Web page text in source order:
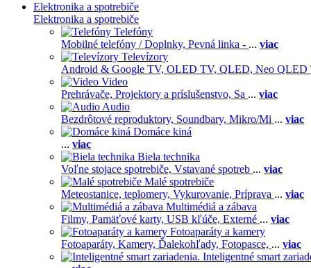
Elektronika a spotrebiče
Elektronika a spotrebiče
Telefóny
Mobilné telefóny / Doplnky, Pevná linka - ... viac
Televízory
Android & Google TV, OLED TV, QLED, Neo QLED
Video
Prehrávače, Projektory a príslušenstvo, Sa ... viac
Audio
Bezdrôtové reproduktory, Soundbary, Mikro/Mi ... viac
Domáce kiná
... viac
Biela technika
Voľne stojace spotrebiče, Vstavané spotreb ... viac
Malé spotrebiče
Meteostanice, teplomery, Vykurovanie, Príprava ... viac
Multimédiá a zábava
Filmy, Pamäťové karty, USB kľúče, Externé ... viac
Fotoaparáty a kamery
Fotoaparáty, Kamery, Ďalekohľady, Fotopasce, ... viac
Inteligentné smart